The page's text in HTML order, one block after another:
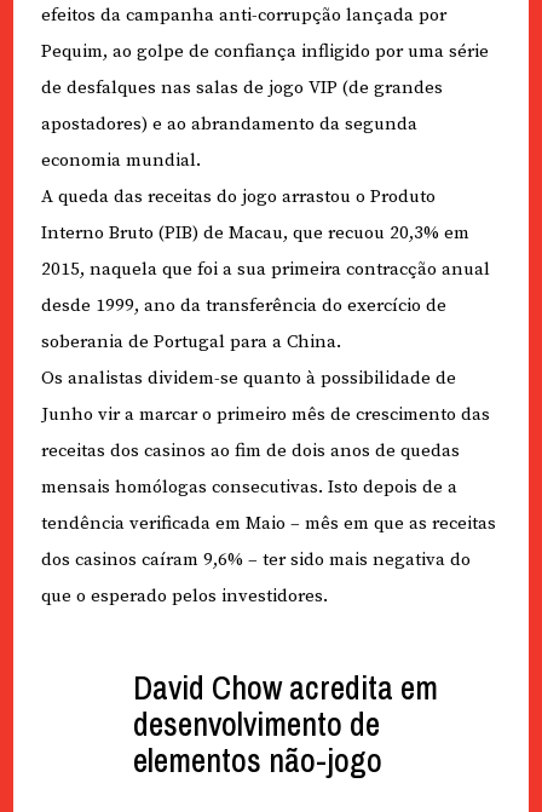
efeitos da campanha anti-corrupção lançada por
Pequim, ao golpe de confiança infligido por uma série
de desfalques nas salas de jogo VIP (de grandes
apostadores) e ao abrandamento da segunda
economia mundial.
A queda das receitas do jogo arrastou o Produto
Interno Bruto (PIB) de Macau, que recuou 20,3% em
2015, naquela que foi a sua primeira contracção anual
desde 1999, ano da transferência do exercício de
soberania de Portugal para a China.
Os analistas dividem-se quanto à possibilidade de
Junho vir a marcar o primeiro mês de crescimento das
receitas dos casinos ao fim de dois anos de quedas
mensais homólogas consecutivas. Isto depois de a
tendência verificada em Maio – mês em que as receitas
dos casinos caíram 9,6% – ter sido mais negativa do
que o esperado pelos investidores.
David Chow acredita em
desenvolvimento de
elementos não-jogo